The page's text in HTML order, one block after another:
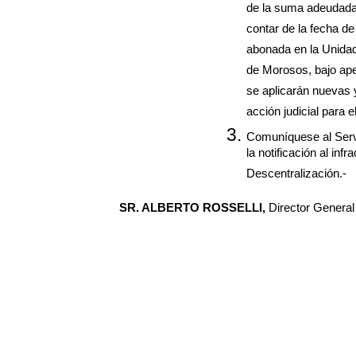
de la suma
contar de la fecha
abonada en la
de Morosos, bajo
se aplicarán
acción judicial para
Comuníquese al
la notificación al
Descentralización.-
SR. ALBERTO ROSSELLI, Director